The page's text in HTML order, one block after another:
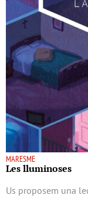
MARESME
Les lluminoses
Us proposem una